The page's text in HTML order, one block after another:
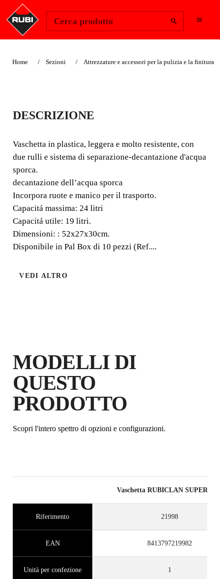
Cerca prodotto
Home Sezioni Attrezzature e accessori per la pulizia e la finitura
VASCHETTA
RUBICLEAN
SUPERPRO
Vaschetta in plastica, leggera e molto resistente, con due
rulli e sistema di separazione-decantazione d'acqua
sporca. decantazione dell’acqua sporca Incorpora ruote e
manico per il trasporto.
PRODOTTO NEL RUBI CLUB
GUADAGNA
RUBI
GARANZIA GRATUITA
ESTESA SUI PRODOTTI
DESCRIZIONE
Vaschetta in plastica, leggera e molto resistente, con
due rulli e sistema di separazione-decantazione d'acqua
sporca.
decantazione dell’acqua sporca
Incorpora ruote e manico per il trasporto.
Capacitá massima: 24 litri
Capacitá utile: 19 litri.
Dimensioni: : 52x27x30cm.
Disponibile in Pal Box di 10 pezzi (Ref....
VEDI ALTRO
MODELLI DI
QUESTO
PRODOTTO
Scopri l'intero spettro di opzioni e configurazioni.
Vaschetta RUBICLAN
Riferimento 21998
EAN 8413797219982
Unità per confezione 1